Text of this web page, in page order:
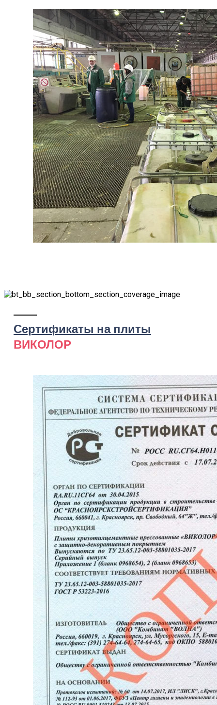
Сертификаты на плиты
ВИКОЛОР